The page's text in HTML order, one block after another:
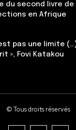
du second livre de
en Afrique
pas une limite
», Fovi Katakou
© Tous droits réservés